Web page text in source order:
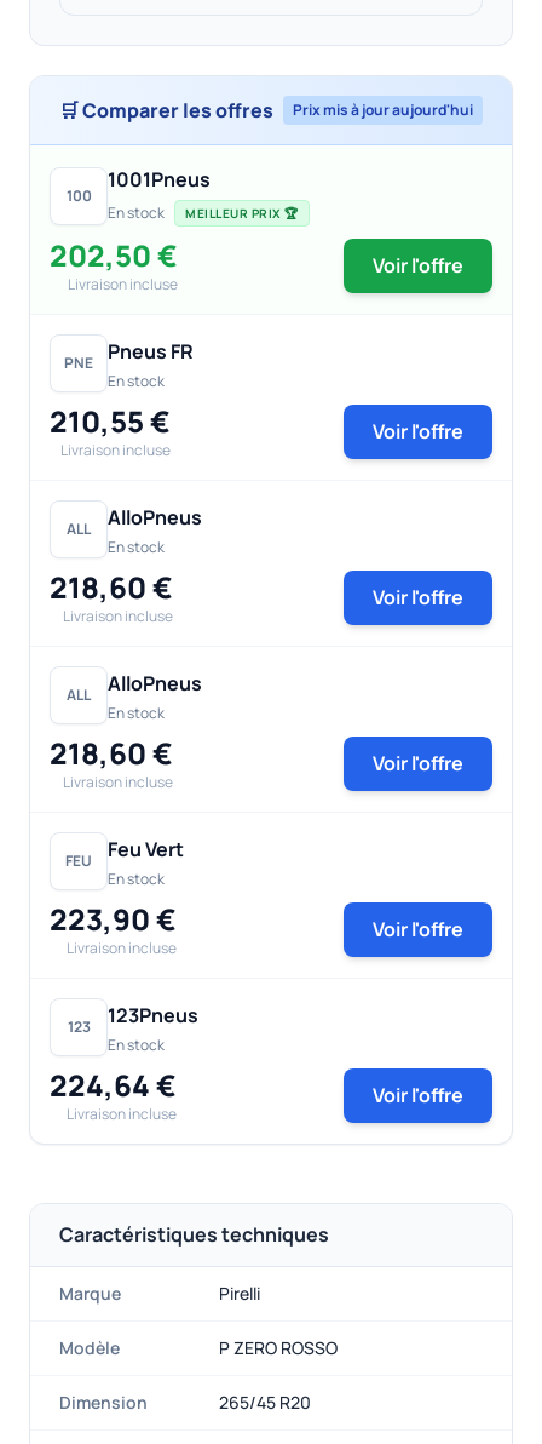
🛒 Comparer les offres Prix mis à jour aujourd'hui
100
1001Pneus
En stock MEILLEUR PRIX 🏆
202,50 €
Livraison incluse
Voir l'offre
PNE Pneus FR
En stock
210,55 €
Livraison incluse
Voir l'offre
ALL AlloPneus
En stock
218,60 €
Livraison incluse
Voir l'offre
ALL AlloPneus
En stock
218,60 €
Livraison incluse
Voir l'offre
FEU Feu Vert
En stock
223,90 €
Livraison incluse
Voir l'offre
123 123Pneus
En stock
224,64 €
Livraison incluse
Voir l'offre
Caractéristiques techniques
Marque Pirelli
Modèle P ZERO ROSSO
Dimension 265/45 R20